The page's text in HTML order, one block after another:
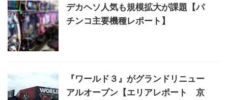
デカヘソ人気も規模拡大が課題【パ
チンコ主要機種レポート】
『ワールド３』がグランドリニュー
アルオープン【エリアレポート 京